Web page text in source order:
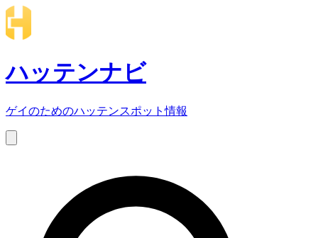
ハッテンナビ
ゲイのためのハッテンスポット情報